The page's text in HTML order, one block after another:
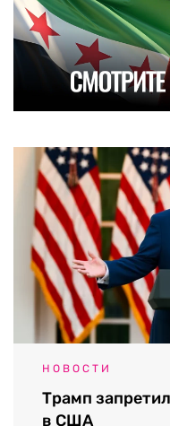
НОВОСТИ
Трамп
в США